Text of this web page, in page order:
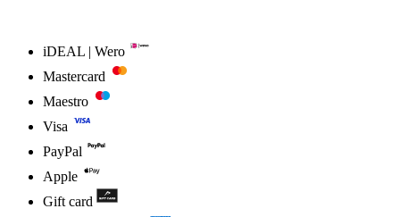
iDEAL | Wero
Mastercard
Maestro
Visa
PayPal
Apple
Gift card